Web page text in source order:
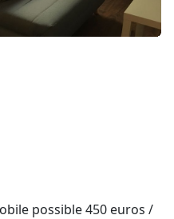
possible 450 euros /